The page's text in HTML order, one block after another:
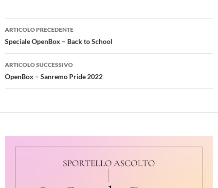
Navigazione
articolo
ARTICOLO PRECEDENTE
Speciale OpenBox – Back to School
ARTICOLO SUCCESSIVO
OpenBox – Sanremo Pride 2022